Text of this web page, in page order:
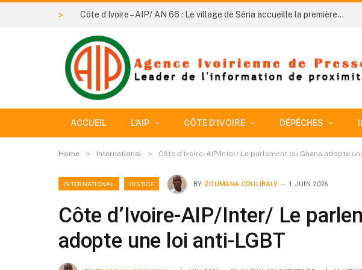
> Côte d’Ivoire – AIP/ AN 66 : Le village de Séria accueille la première célébration de la sous-préfecture de Daloa avec l’espoir d’un nouvel élan de développement
ACCUEIL L’AIP CÔTE D’IVOIRE DÉPÊCHES
Home » International » Côte d’Ivoire-AIP/Inter/ Le parlement du Ghana adopte
INTERNATIONAL JUSTICE BY ZOUMANA COULIBALY 1 JUIN 2026
Côte d’Ivoire-AIP/Inter/ Le
adopte une loi anti-LGBT